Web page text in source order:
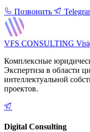
Позвонить
VFS CONSULTING
Комплексные
Экспертиза в области
интеллектуальной
проектов.
Digital Consulting